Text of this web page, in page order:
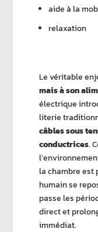
aide à la
relaxation
Le véritable
mais à son
électrique
literie
câbles sous
conductrices.
la chambre est
humain se
passe les
direct et
immédiat.